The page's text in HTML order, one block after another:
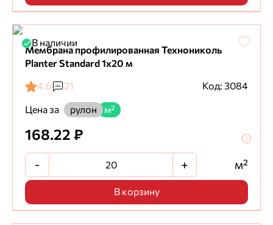
В наличии
Мембрана профилированная Технониколь
Planter Standard 1х20 м
4.6
21
Код: 3084
Цена за
рулон м²
168.22 ₽
- + м²
В корзину